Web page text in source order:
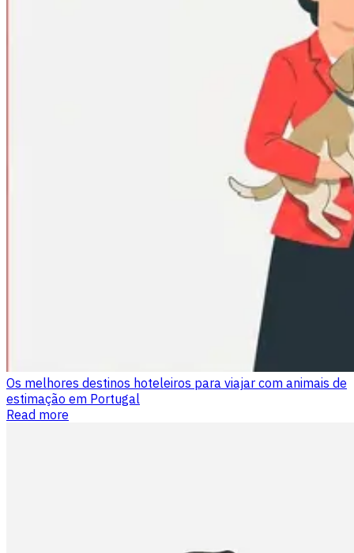
Os melhores destinos hoteleiros para viajar com animais de
estimação em Portugal
Read more